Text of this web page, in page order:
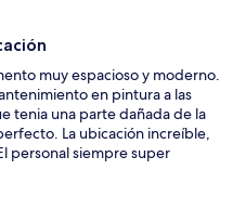
muy espacioso y moderno.
en pintura a las
tenia una parte dañada de la
La ubicación increíble,
personal siempre super
gracias por unos días tan
duda con Sonder!!